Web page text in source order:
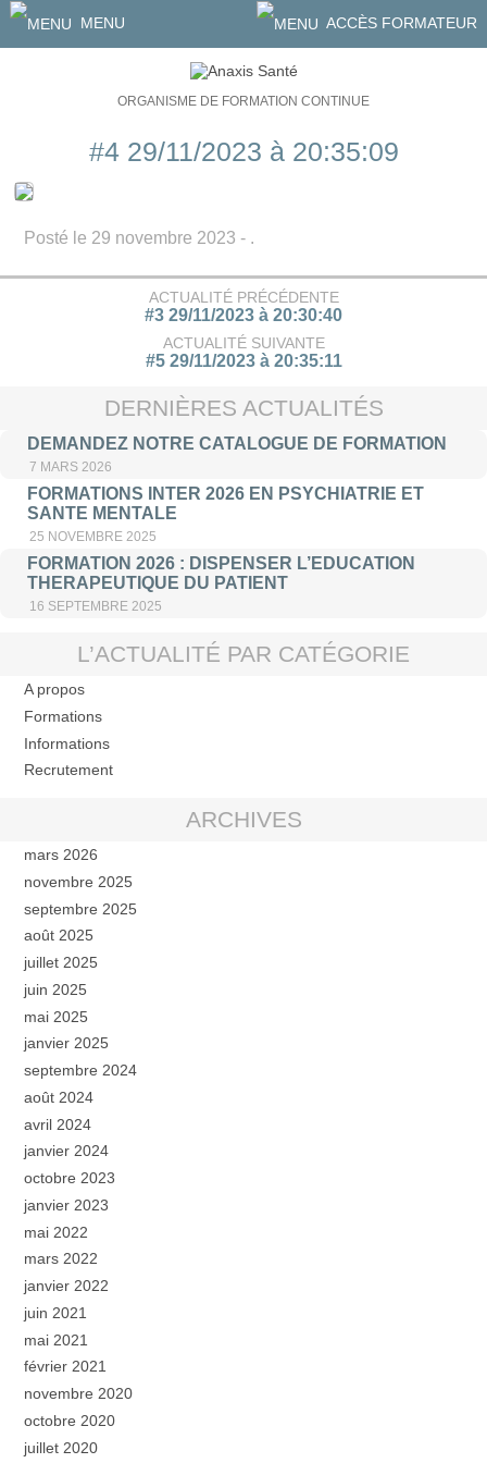
MENU ACCÈS FORMATEUR
ORGANISME DE FORMATION CONTINUE
#4 29/11/2023 à 20:35:09
Posté le 29 novembre 2023 - .
ACTUALITÉ PRÉCÉDENTE
#3 29/11/2023 à 20:30:40
ACTUALITÉ SUIVANTE
#5 29/11/2023 à 20:35:11
DERNIÈRES ACTUALITÉS
DEMANDEZ NOTRE CATALOGUE DE FORMATION
7 MARS 2026
FORMATIONS INTER 2026 EN PSYCHIATRIE ET
SANTE MENTALE
25 NOVEMBRE 2025
FORMATION 2026 : DISPENSER L’EDUCATION
THERAPEUTIQUE DU PATIENT
16 SEPTEMBRE 2025
L’ACTUALITÉ PAR CATÉGORIE
A propos
Formations
Informations
Recrutement
ARCHIVES
mars 2026
novembre 2025
septembre 2025
août 2025
juillet 2025
juin 2025
mai 2025
janvier 2025
septembre 2024
août 2024
avril 2024
janvier 2024
octobre 2023
janvier 2023
mai 2022
mars 2022
janvier 2022
juin 2021
mai 2021
février 2021
novembre 2020
octobre 2020
juillet 2020